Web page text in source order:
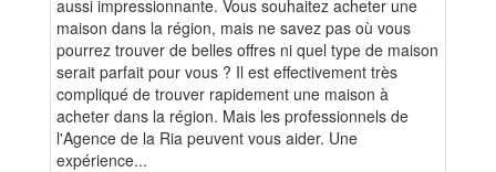
aussi impressionnante. Vous souhaitez acheter une
maison dans la région, mais ne savez pas où vous
pourrez trouver de belles offres ni quel type de maison
serait parfait pour vous ? Il est effectivement très
compliqué de trouver rapidement une maison à
acheter dans la région. Mais les professionnels de
l'Agence de la Ria peuvent vous aider. Une
expérience...